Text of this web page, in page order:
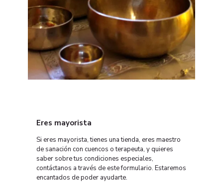
Eres mayorista
Si eres mayorista, tienes una tienda, eres maestro
de sanación con cuencos o terapeuta, y quieres
saber sobre tus condiciones especiales,
contáctanos a través de este formulario. Estaremos
encantados de poder ayudarte.